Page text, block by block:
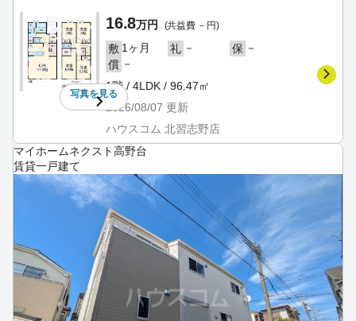
写真を見る
16.8万円 (共益費 －円)
敷 1ヶ月 礼 － 保 －
償 －
1階 / 4LDK / 96.47㎡
2026/08/07 更新
ハウスコム 北習志野店
マイホームネクスト高野台
賃貸一戸建て